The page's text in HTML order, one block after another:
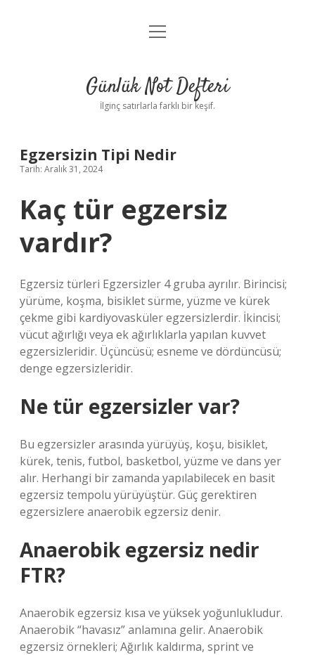
Anasayfa
Yasal Uyarı
menüyü
Günlük Not Defteri
İlginç satırlarla farklı bir keşif.
Egzersizin Tipi Nedir
Tarih: Aralık 31, 2024
Kaç tür egzersiz
vardır?
Egzersiz türleri Egzersizler 4 gruba ayrılır. Birincisi;
yürüme, koşma, bisiklet sürme, yüzme ve kürek
çekme gibi kardiyovasküler egzersizlerdir. İkincisi;
vücut ağırlığı veya ek ağırlıklarla yapılan kuvvet
egzersizleridir. Üçüncüsü; esneme ve dördüncüsü;
denge egzersizleridir.
Ne tür egzersizler var?
Bu egzersizler arasında yürüyüş, koşu, bisiklet,
kürek, tenis, futbol, ​​basketbol, ​​yüzme ve dans yer
alır. Herhangi bir zamanda yapılabilecek en basit
egzersiz tempolu yürüyüştür. Güç gerektiren
egzersizlere anaerobik egzersiz denir.
Anaerobik egzersiz nedir
FTR?
Anaerobik egzersiz kısa ve yüksek yoğunlukludur.
Anaerobik “havasız” anlamına gelir. Anaerobik
egzersiz örnekleri; Ağırlık kaldırma, sprint ve